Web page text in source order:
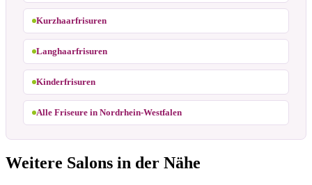
Kurzhaarfrisuren
Langhaarfrisuren
Kinderfrisuren
Alle Friseure in Nordrhein-Westfalen
Weitere Salons in der Nähe